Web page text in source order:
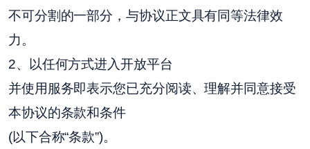
不可分割的一部分，与协议正文具有同等法律效
力。
2、以任何方式进入开放平台
并使用服务即表示您已充分阅读、理解并同意接受
本协议的条款和条件
(以下合称“条款”)。